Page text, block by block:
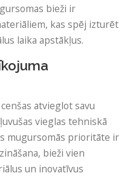
bieži ir
kas spēj izturēt
laika apstākļus.
atvieglot savu
vieglas tehniskā
mugursomās prioritāte ir
bieži vien
un inovatīvus